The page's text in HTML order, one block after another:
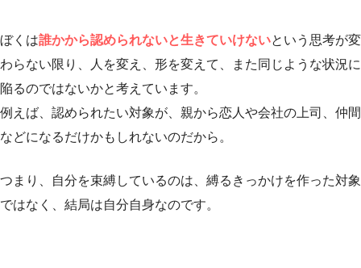
ぼくは誰かから認められないと生きていけないという思考が変
わらない限り、人を変え、形を変えて、また同じような状況に
陥るのではないかと考えています。
例えば、認められたい対象が、親から恋人や会社の上司、仲間
などになるだけかもしれないのだから。
つまり、自分を束縛しているのは、縛るきっかけを作った対象
ではなく、結局は自分自身なのです。